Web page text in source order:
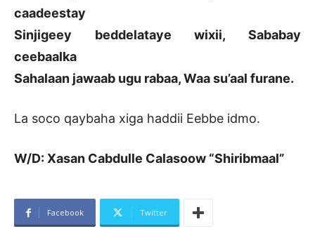
caadeestay
Sinjigeey beddelataye wixii, Sababay
ceebaalka
Sahalaan jawaab ugu rabaa, Waa su’aal furane.
La soco qaybaha xiga haddii Eebbe idmo.
W/D: Xasan Cabdulle Calasoow “Shiribmaal”
Facebook Twitter